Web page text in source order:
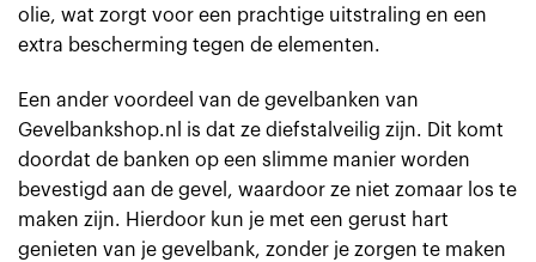
olie, wat zorgt voor een prachtige uitstraling en een
extra bescherming tegen de elementen.
Een ander voordeel van de gevelbanken van
Gevelbankshop.nl is dat ze diefstalveilig zijn. Dit komt
doordat de banken op een slimme manier worden
bevestigd aan de gevel, waardoor ze niet zomaar los te
maken zijn. Hierdoor kun je met een gerust hart
genieten van je gevelbank, zonder je zorgen te maken